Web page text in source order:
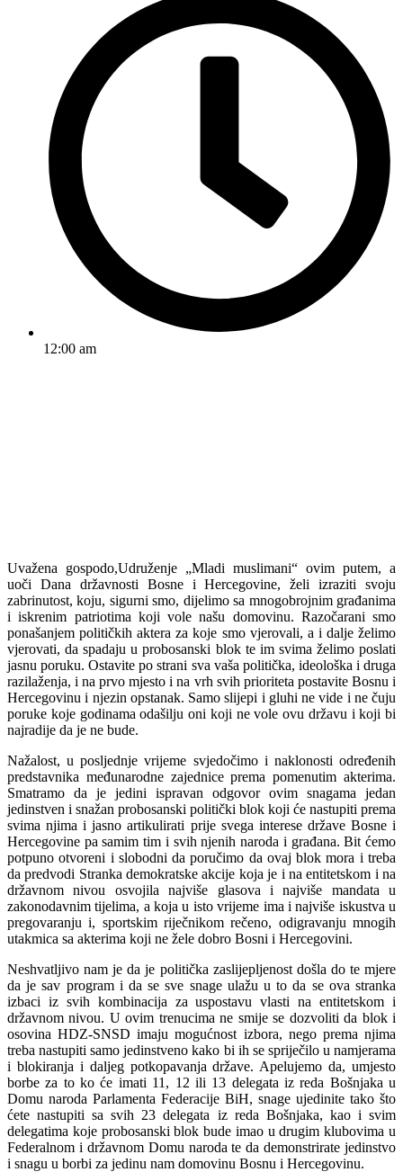
12:00 am
Uvažena gospodo,Udruženje „Mladi muslimani“ ovim putem, a
uoči Dana državnosti Bosne i Hercegovine, želi izraziti svoju
zabrinutost, koju, sigurni smo, dijelimo sa mnogobrojnim građanima
i iskrenim patriotima koji vole našu domovinu. Razočarani smo
ponašanjem političkih aktera za koje smo vjerovali, a i dalje želimo
vjerovati, da spadaju u probosanski blok te im svima želimo poslati
jasnu poruku. Ostavite po strani sva vaša politička, ideološka i druga
razilaženja, i na prvo mjesto i na vrh svih prioriteta postavite Bosnu i
Hercegovinu i njezin opstanak. Samo slijepi i gluhi ne vide i ne čuju
poruke koje godinama odašilju oni koji ne vole ovu državu i koji bi
najradije da je ne bude.
Nažalost, u posljednje vrijeme svjedočimo i naklonosti određenih
predstavnika međunarodne zajednice prema pomenutim akterima.
Smatramo da je jedini ispravan odgovor ovim snagama jedan
jedinstven i snažan probosanski politički blok koji će nastupiti prema
svima njima i jasno artikulirati prije svega interese države Bosne i
Hercegovine pa samim tim i svih njenih naroda i građana. Bit ćemo
potpuno otvoreni i slobodni da poručimo da ovaj blok mora i treba
da predvodi Stranka demokratske akcije koja je i na entitetskom i na
državnom nivou osvojila najviše glasova i najviše mandata u
zakonodavnim tijelima, a koja u isto vrijeme ima i najviše iskustva u
pregovaranju i, sportskim riječnikom rečeno, odigravanju mnogih
utakmica sa akterima koji ne žele dobro Bosni i Hercegovini.
Neshvatljivo nam je da je politička zaslijepljenost došla do te mjere
da je sav program i da se sve snage ulažu u to da se ova stranka
izbaci iz svih kombinacija za uspostavu vlasti na entitetskom i
državnom nivou. U ovim trenucima ne smije se dozvoliti da blok i
osovina HDZ-SNSD imaju mogućnost izbora, nego prema njima
treba nastupiti samo jedinstveno kako bi ih se spriječilo u namjerama
i blokiranja i daljeg potkopavanja države. Apelujemo da, umjesto
borbe za to ko će imati 11, 12 ili 13 delegata iz reda Bošnjaka u
Domu naroda Parlamenta Federacije BiH, snage ujedinite tako što
ćete nastupiti sa svih 23 delegata iz reda Bošnjaka, kao i svim
delegatima koje probosanski blok bude imao u drugim klubovima u
Federalnom i državnom Domu naroda te da demonstrirate jedinstvo
i snagu u borbi za jedinu nam domovinu Bosnu i Hercegovinu.